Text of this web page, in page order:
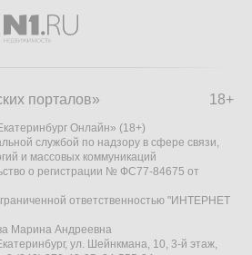
18+
порталов»
Онлайн» (18+)
службой по надзору в сфере связи,
и массовых коммуникаций
о регистрации № ФС77-84675 от
ответственностью "ИНТЕРНЕТ
Марина Андреевна
ул. Шейнкмана, 10, 3-й этаж,